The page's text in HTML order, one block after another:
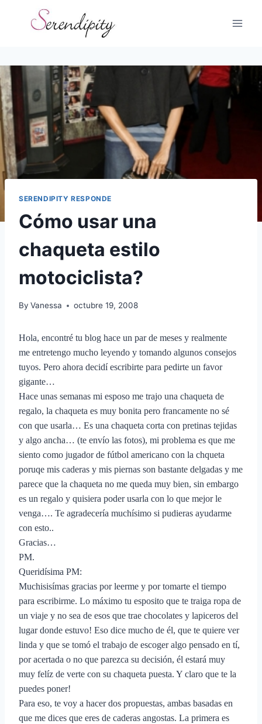
SERENDIPITY RESPONDE
Cómo usar una
chaqueta estilo
motociclista?
By Vanessa octubre 19, 2008
Hola, encontré tu blog hace un par de meses y realmente
me entretengo mucho leyendo y tomando algunos consejos
tuyos. Pero ahora decidí escribirte para pedirte un favor
gigante…
Hace unas semanas mi esposo me trajo una chaqueta de
regalo, la chaqueta es muy bonita pero francamente no sé
con que usarla… Es una chaqueta corta con pretinas tejidas
y algo ancha… (te envío las fotos), mi problema es que me
siento como jugador de fútbol americano con la chqueta
poruqe mis caderas y mis piernas son bastante delgadas y me
parece que la chaqueta no me queda muy bien, sin embargo
es un regalo y quisiera poder usarla con lo que mejor le
venga…. Te agradecería muchísimo si pudieras ayudarme
con esto..
Gracias…
PM.
Queridísima PM:
Muchisisímas gracias por leerme y por tomarte el tiempo
para escribirme. Lo máximo tu esposito que te traiga ropa de
un viaje y no sea de esos que trae chocolates y lapiceros del
lugar donde estuvo! Eso dice mucho de él, que te quiere ver
linda y que se tomó el trabajo de escoger algo pensado en tí,
por acertada o no que parezca su decisión, él estará muy
muy felíz de verte con su chaqueta puesta. Y claro que te la
puedes poner!
Para eso, te voy a hacer dos propuestas, ambas basadas en
que me dices que eres de caderas angostas. La primera es